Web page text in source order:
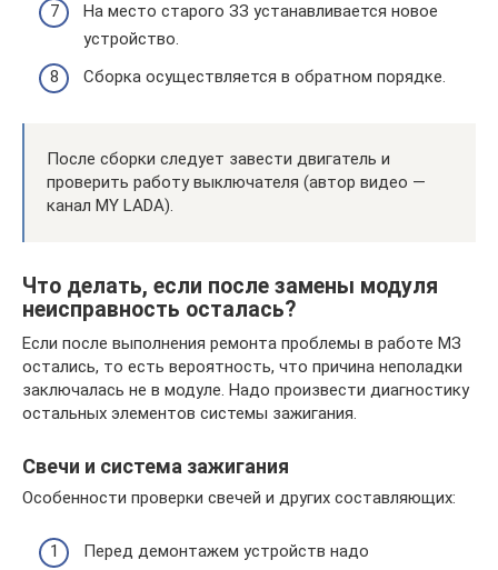
На место старого ЗЗ устанавливается новое
устройство.
Сборка осуществляется в обратном порядке.
После сборки следует завести двигатель и
проверить работу выключателя (автор видео —
канал MY LADA).
Что делать, если после замены модуля
неисправность осталась?
Если после выполнения ремонта проблемы в работе МЗ
остались, то есть вероятность, что причина неполадки
заключалась не в модуле. Надо произвести диагностику
остальных элементов системы зажигания.
Свечи и система зажигания
Особенности проверки свечей и других составляющих:
Перед демонтажем устройств надо